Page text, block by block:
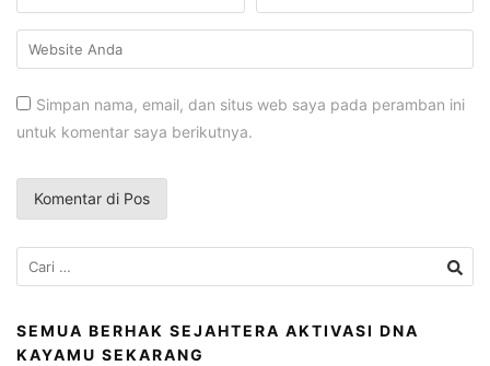
Simpan nama, email, dan situs web saya pada peramban ini
untuk komentar saya berikutnya.
Cari
untuk:
SEMUA BERHAK SEJAHTERA AKTIVASI DNA
KAYAMU SEKARANG